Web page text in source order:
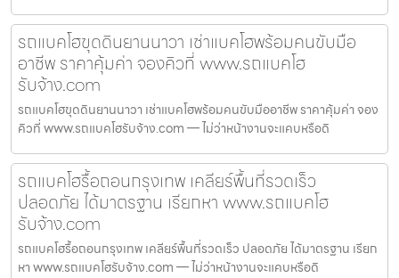
รถแบคโฮขุดดินยานนาวา เช่าแบคโฮพร้อมคนขับมือ
อาชีพ ราคาคุ้มค่า จองคิวที่ www.รถแบคโฮ
รับจ้าง.com
รถแบคโฮขุดดินยานนาวา เช่าแบคโฮพร้อมคนขับมืออาชีพ ราคาคุ้มค่า จอง
คิวที่ www.รถแบคโฮรับจ้าง.com — ไม่ว่าหน้างานจะแคบหรือดิ
รถแบคโฮรื้อถอนกรุงเทพ เคลียร์พื้นที่รวดเร็ว
ปลอดภัย ได้มาตรฐาน เรียกหา www.รถแบคโฮ
รับจ้าง.com
รถแบคโฮรื้อถอนกรุงเทพ เคลียร์พื้นที่รวดเร็ว ปลอดภัย ได้มาตรฐาน เรียก
หา www.รถแบคโฮรับจ้าง.com — ไม่ว่าหน้างานจะแคบหรือดิ